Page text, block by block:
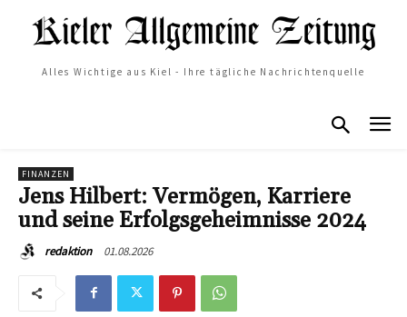
Alles Wichtige aus Kiel - Ihre tägliche Nachrichtenquelle
FINANZEN
Jens Hilbert: Vermögen, Karriere
und seine Erfolgsgeheimnisse 2024
redaktion 01.08.2026